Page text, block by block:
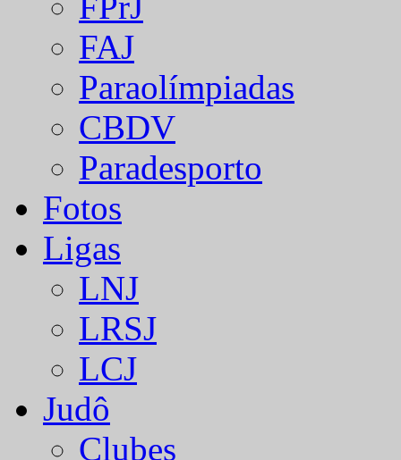
FAJ
Paraolímpiadas
CBDV
Paradesporto
Fotos
Ligas
LNJ
LRSJ
LCJ
Judô
Clubes